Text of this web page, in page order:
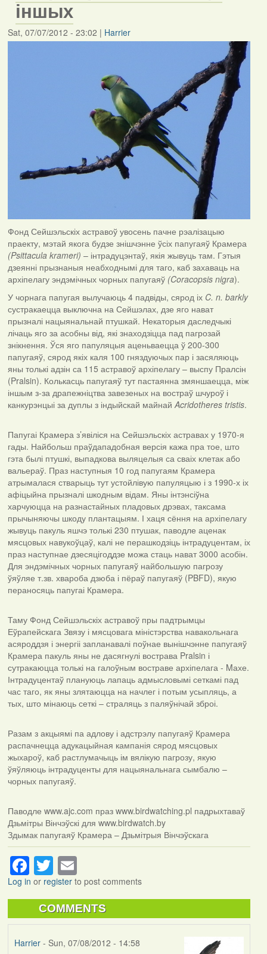
іншых
Sat, 07/07/2012 - 23:02 | Harrier
Фонд Сейшэльскіх астравоў увосень пачне рэалізацыю
праекту, мэтай якога будзе знішчэнне ўсіх папугаяў Крамера
(Psittacula krameri) – інтрадуцэнтаў, якія жывуць там. Гэтыя
дзеянні прызнаныя неабходнымі для таго, каб захаваць на
архіпелагу эндэмічных чорных папугаяў (Coracopsis nigra).
У чорнага папугая вылучаюць 4 падвіды, сярод іхC. n. barkly
сустракаецца выключна на Сейшэлах, дзе яго нават
прызналі нацыянальнай птушкай. Некаторыя даследчыкі
лічаць яго за асобны від, які знаходзіцца пад пагрозай
знікнення. Ўся яго папуляцыя аценьваецца ў 200-300
папугаяў, сярод якіх каля 100 гняздуючых пар і засяляюць
яны толькі адзін са 115 астравоў архіпелагу – выспу Пралсін
(Pralsin). Колькасць папугаяў тут пастаянна змяншаецца, між
іншым з-за драпежніцтва завезеных на востраў шчуроў і
канкурэнцыі за дуплы з індыйскай майнай Acridotheres tristis.
Папугаі Крамера з’явіліся на Сейшэльскіх астравах у 1970-я
гады. Найбольш праўдападобная версія кажа пра тое, што
гэта былі птушкі, выпадкова выляцелыя са сваіх клетак або
вальераў. Праз наступныя 10 год папугаям Крамера
атрымалася стварыць тут устойлівую папуляцыю і з 1990-х іх
афіцыйна прызналі шкодным відам. Яны інтэнсіўна
харчуюцца на разнастайных пладовых дрэвах, таксама
прычыняючы шкоду плантацыям. І хаця сёння на архіпелагу
жывуць пакуль яшчэ толькі 230 птушак, паводле аценак
мясцовых навукоўцаў, калі не перашкодзіць інтрадуцентам, іх
праз наступнае дзесяцігоддзе можа стаць нават 3000 асобін.
Для эндэмічных чорных папугаяў найбольшую пагрозу
ўяўляе т.зв. хвароба дзюба і пёраў папугаяў (PBFD), якую
пераносяць папугаі Крамера.
Таму Фонд Сейшэльскіх астравоў пры падтрымцы
Еўрапейскага Звязу і мясцовага міністэрства навакольнага
асяроддзя і энергіі запланавалі поўнае вынішчэнне папугаяў
Крамера пакуль яны не дасягнулі вострава Pralsin і
сутракаюцца толькі на галоўным востраве архіпелага - Mахе.
Інтрадуцентаў плануюць лапаць адмысловымі сеткамі пад
час таго, як яны злятаюцца на начлег і потым усыпляць, а
тых, што мінаюць сеткі – страляць з паляўнічай зброі.
Разам з акцыямі па адлову і адстрэлу папугаяў Крамера
распачнецца адукацыйная кампанія сярод мясцовых
жыхароў, каб растлумачыць ім вялікую пагрозу, якую
ўяўляюць інтрадуценты для нацыянальнага сымбалю –
чорных папугаяў.
Паводле www.ajc.com праз www.birdwatching.pl падрыхтаваў
Дзьмітры Вінчэўскі для www.birdwatch.by
Здымак папугаяў Крамера – Дзьмітрыя Вінчэўскага
Facebook
Twitter
Email
Log in or registerto post comments
COMMENTS
Harrier- Sun, 07/08/2012 - 14:58